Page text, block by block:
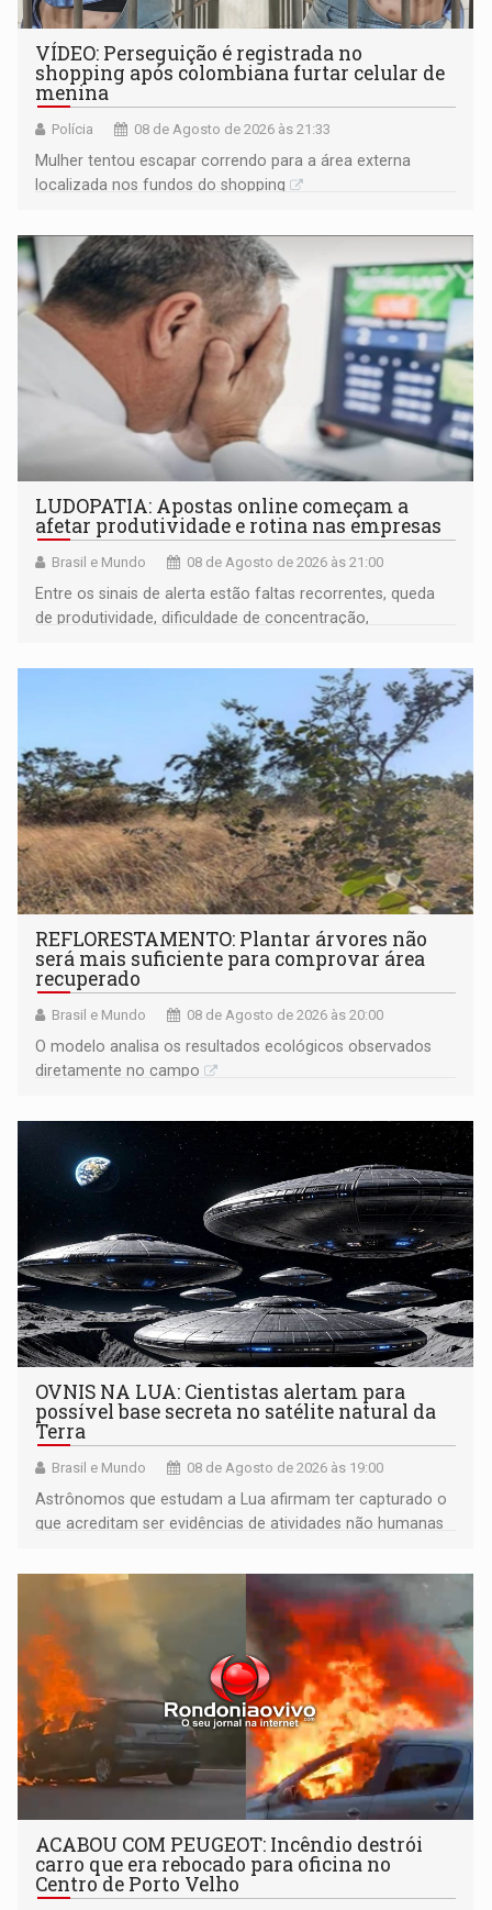
VÍDEO: Perseguição é registrada no
shopping após colombiana furtar celular de
menina
Polícia 08 de Agosto de 2026 às 21:33
Mulher tentou escapar correndo para a área externa
localizada nos fundos do shopping
LUDOPATIA: Apostas online começam a
afetar produtividade e rotina nas empresas
Brasil e Mundo 08 de Agosto de 2026 às 21:00
Entre os sinais de alerta estão faltas recorrentes, queda
de produtividade, dificuldade de concentração,
REFLORESTAMENTO: Plantar árvores não
será mais suficiente para comprovar área
recuperado
Brasil e Mundo 08 de Agosto de 2026 às 20:00
O modelo analisa os resultados ecológicos observados
diretamente no campo
OVNIS NA LUA: Cientistas alertam para
possível base secreta no satélite natural da
Terra
Brasil e Mundo 08 de Agosto de 2026 às 19:00
Astrônomos que estudam a Lua afirmam ter capturado o
que acreditam ser evidências de atividades não humanas
órbita
ACABOU COM PEUGEOT: Incêndio destrói
carro que era rebocado para oficina no
Centro de Porto Velho